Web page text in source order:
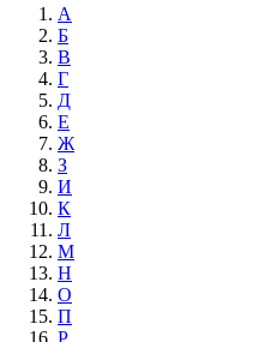
А
Б
В
Г
Д
Е
Ж
З
И
К
Л
М
Н
О
П
Р